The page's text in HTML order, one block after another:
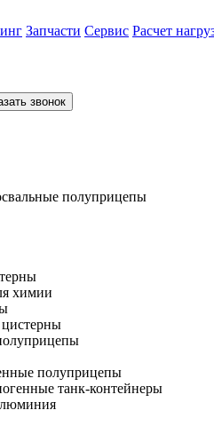
Запчасти Сервис Расчет
звонок